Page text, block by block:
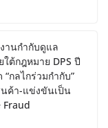
านกำกับดูแล
ต้กฎหมาย DPS ปี
กลไกร่วมกำกับ”
ค้า-แข่งขันเป็น
Fraud